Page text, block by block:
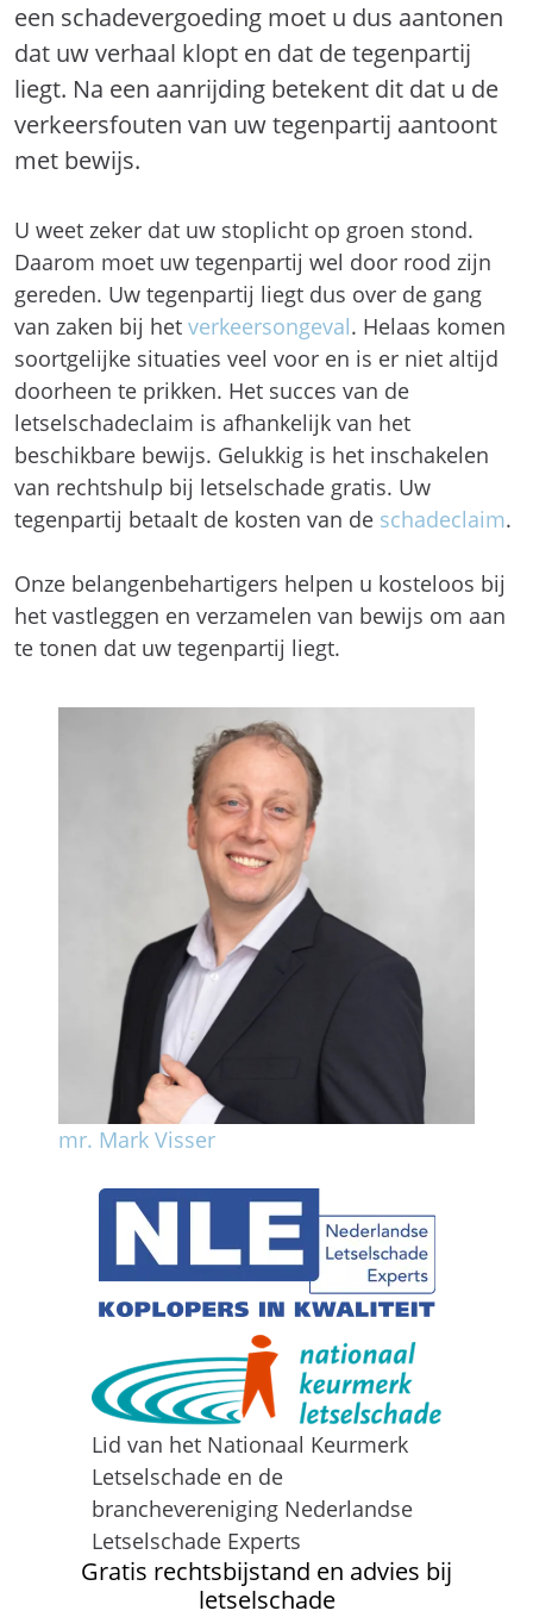
een schadevergoeding moet u dus aantonen
dat uw verhaal klopt en dat de tegenpartij
liegt. Na een aanrijding betekent dit dat u de
verkeersfouten van uw tegenpartij aantoont
met bewijs.
U weet zeker dat uw stoplicht op groen stond.
Daarom moet uw tegenpartij wel door rood zijn
gereden. Uw tegenpartij liegt dus over de gang
van zaken bij het verkeersongeval. Helaas komen
soortgelijke situaties veel voor en is er niet altijd
doorheen te prikken. Het succes van de
letselschadeclaim is afhankelijk van het
beschikbare bewijs. Gelukkig is het inschakelen
van rechtshulp bij letselschade gratis. Uw
tegenpartij betaalt de kosten van de schadeclaim.
Onze belangenbehartigers helpen u kosteloos bij
het vastleggen en verzamelen van bewijs om aan
te tonen dat uw tegenpartij liegt.
mr. Mark Visser
Lid van het Nationaal Keurmerk
Letselschade en de
branchevereniging Nederlandse
Letselschade Experts
Gratis rechtsbijstand en advies bij
letselschade